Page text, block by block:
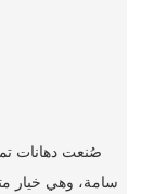
سامة، وهي خيار